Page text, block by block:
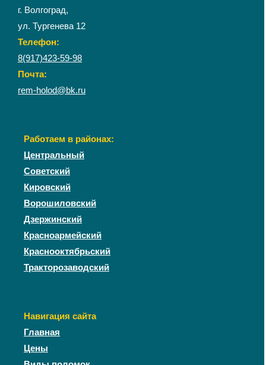
г. Волгоград,
ул. Тургенева 12
Телефон:
8(917)423-59-98
Почта:
rem-holod@bk.ru
Работаем в районах:
Центральный
Советский
Кировский
Ворошиловский
Дзержинский
Красноармейский
Краснооктябрьский
Тракторозаводский
Навигация сайта
Главная
Цены